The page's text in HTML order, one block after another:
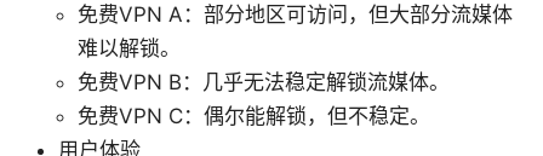
免费VPN A：部分地区可访问，但大部分流媒体
难以解锁。
免费VPN B：几乎无法稳定解锁流媒体。
免费VPN C：偶尔能解锁，但不稳定。
用户体验